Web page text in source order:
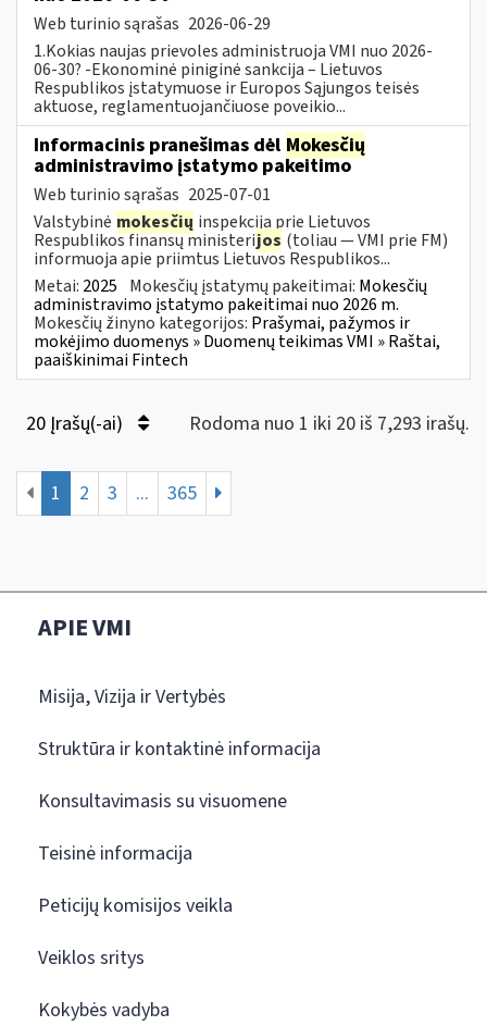
Web turinio sąrašas 2026-06-29
1.Kokias naujas prievoles administruoja VMI nuo 2026-
06-30? -Ekonominė piniginė sankcija – Lietuvos
Respublikos įstatymuose ir Europos Sąjungos teisės
aktuose, reglamentuojančiuose poveikio...
Informacinis pranešimas dėl Mokesčių
administravimo įstatymo pakeitimo
Web turinio sąrašas 2025-07-01
Valstybinė mokesčių inspekcija prie Lietuvos
Respublikos finansų ministerijos (toliau — VMI prie FM)
informuoja apie priimtus Lietuvos Respublikos...
Metai: 2025 Mokesčių įstatymų pakeitimai: Mokesčių
administravimo įstatymo pakeitimai nuo 2026 m.
Mokesčių žinyno kategorijos: Prašymai, pažymos ir
mokėjimo duomenys » Duomenų teikimas VMI » Raštai,
paaiškinimai Fintech
20 Įrašų(-ai) Rodoma nuo 1 iki 20 iš 7,293 irašų.
1 2 3 ... 365
APIE VMI
Misija, Vizija ir Vertybės
Struktūra ir kontaktinė informacija
Konsultavimasis su visuomene
Teisinė informacija
Peticijų komisijos veikla
Veiklos sritys
Kokybės vadyba